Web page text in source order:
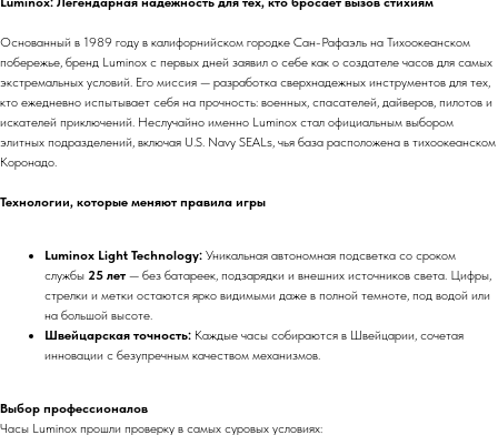
Основанный в 1989 году в калифорнийском городке Сан-Рафаэль на Тихоокеанском
побережье, бренд Luminox с первых дней заявил о себе как о создателе часов для самых
экстремальных условий. Его миссия — разработка сверхнадежных инструментов для тех,
кто ежедневно испытывает себя на прочность: военных, спасателей, дайверов, пилотов и
искателей приключений. Неслучайно именно Luminox стал официальным выбором
элитных подразделений, включая U.S. Navy SEALs, чья база расположена в тихоокеанском
Коронадо.
Технологии, которые меняют правила игры
Luminox Light Technology: Уникальная автономная подсветка со сроком
службы 25 лет — без батареек, подзарядки и внешних источников света. Цифры,
стрелки и метки остаются ярко видимыми даже в полной темноте, под водой или
на большой высоте.
Швейцарская точность: Каждые часы собираются в Швейцарии, сочетая
инновации с безупречным качеством механизмов.
Выбор профессионалов
Часы Luminox прошли проверку в самых суровых условиях: